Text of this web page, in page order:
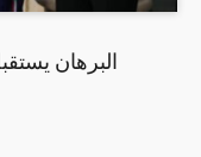
البرهان